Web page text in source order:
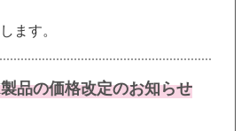
ます。
品の価格改定のお知らせ